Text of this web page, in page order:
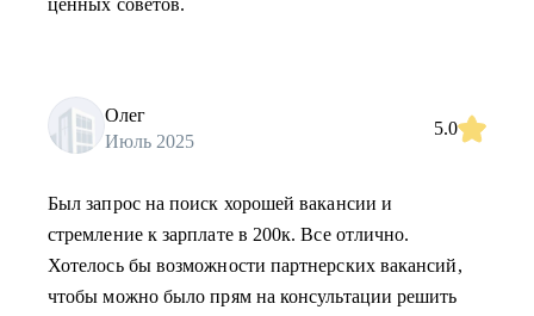
ценных советов.
Олег
Июль 2025
5.0
Был запрос на поиск хорошей вакансии и
стремление к зарплате в 200к. Все отлично.
Хотелось бы возможности партнерских вакансий,
чтобы можно было прям на консультации решить